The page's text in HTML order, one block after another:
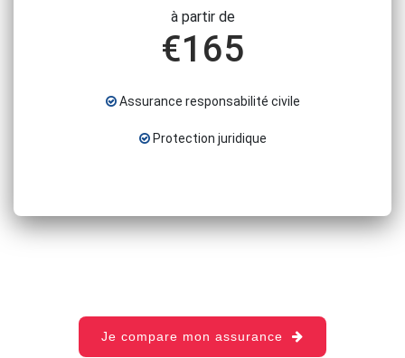
à partir de
€165
Assurance responsabilité civile
Protection juridique
Je compare mon assurance